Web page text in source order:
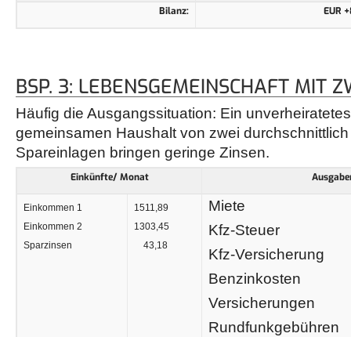
Bilanz: EUR
BSP. 3: LEBENSGEMEINSCHAFT MIT
Häufig die Ausgangssituation: Ein
gemeinsamen Haushalt von zwei
Spareinlagen bringen geringe Zinsen.
Einkünfte/ Monat
Einkommen 1
Einkommen 2
Sparzinsen
1511,89
1303,45
43,18
Miete
Kfz-Steuer
Kfz-Versicherung
Benzinkosten
Versicherungen
Rundfunkgebühren